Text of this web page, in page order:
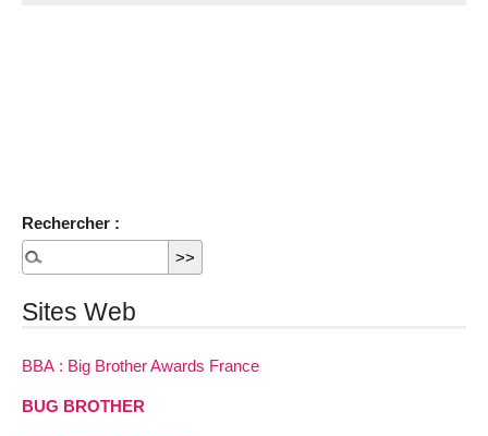
Rechercher :
Sites Web
BBA : Big Brother Awards France
BUG BROTHER